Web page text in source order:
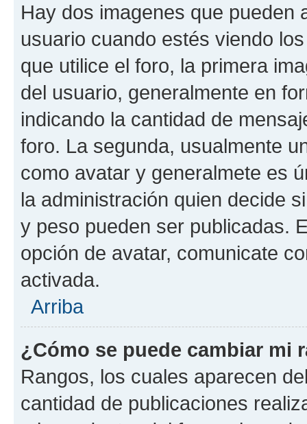
Hay dos imagenes que pueden
usuario cuando estés viendo
que utilice el foro, la primera
del usuario, generalmente en
indicando la cantidad de
foro. La segunda, usualmente
como avatar y generalmete es
la administración quien decide
y peso pueden ser publicadas.
opción de avatar, comunicate
activada.
Arriba
¿Cómo se puede cambiar mi
Rangos, los cuales aparecen
cantidad de publicaciones